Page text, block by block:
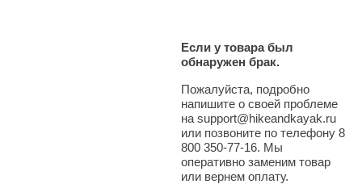
Если у товара был
обнаружен брак.
Пожалуйста, подробно
напишите о своей проблеме
на support@hikeandkayak.ru
или позвоните по телефону 8
800 350-77-16. Мы
оперативно заменим товар
или вернем оплату.